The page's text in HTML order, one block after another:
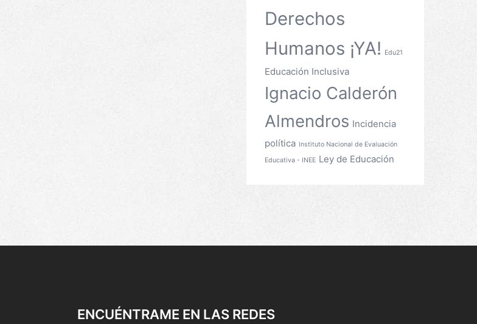
Derechos
Humanos ¡YA!
Edu21
Educación Inclusiva
Ignacio Calderón
Almendros Incidencia
política Instituto Nacional de Evaluación
Educativa - INEE Ley de Educación
ENCUÉNTRAME EN LAS REDES